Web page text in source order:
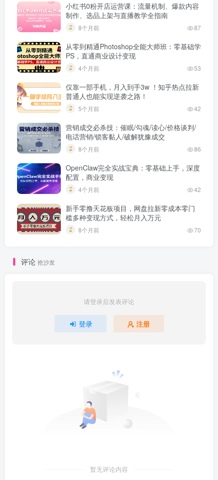
小红书0粉开店运营课：流量机制、爆款内容
制作、选品上架与直播教学全指南
8个月前 87
从零到精通Photoshop全能大师班：零基础学
PS，直通商业设计变现
4个月前 53
仅靠一部手机，月入到手3w ！知乎热点拉新
普通人也能实现逆袭之路！
5个月前 42
营销成交必杀技：催眠/勾魂/读心/价格谈判/
电话营销/锁客黏人/破解犹豫成交
8个月前 86
OpenClaw完全实战宝典：零基础上手，深度
配置，商业变现
4个月前 42
新手零撸天花板项目，网盘拉新零成本零门
槛多种变现方式，轻松月入万元
8个月前 70
评论 抢沙发
请登录后发表评论
登录 注册
暂无评论内容